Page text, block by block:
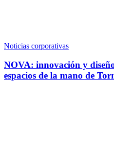
Noticias corporativas
NOVA: innovación y
espacios de la mano de